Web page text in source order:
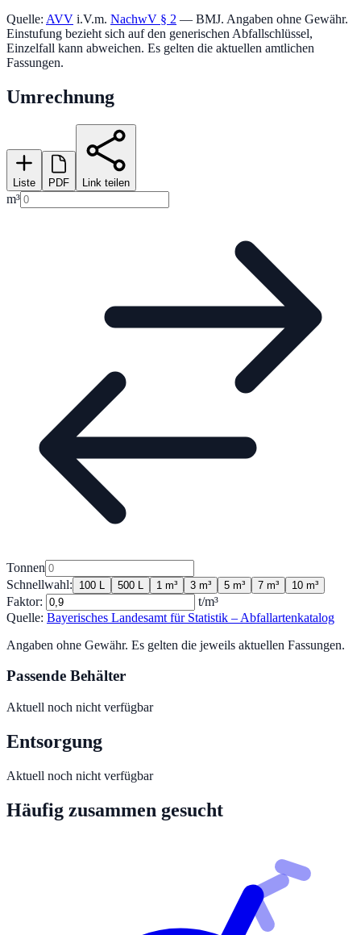
Quelle: AVV i.V.m. NachwV § 2 — BMJ. Angaben ohne Gewähr.
Einstufung bezieht sich auf den generischen Abfallschlüssel,
Einzelfall kann abweichen. Es gelten die aktuellen amtlichen
Fassungen.
Umrechnung
Liste PDF Link teilen
m³
Tonnen
Schnellwahl:
100 L 500 L 1 m³ 3 m³ 5 m³ 7 m³ 10 m³
Faktor:
t/m³
Quelle: Bayerisches Landesamt für Statistik – Abfallartenkatalog
Angaben ohne Gewähr. Es gelten die jeweils aktuellen Fassungen.
Passende Behälter
Aktuell noch nicht verfügbar
Entsorgung
Aktuell noch nicht verfügbar
Häufig zusammen gesucht